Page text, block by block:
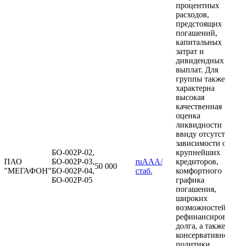
ПАО
"МЕГАФОН"
БО-002Р-02,
БО-002Р-03,
БО-002Р-04,
БО-002Р-05
50 000
ruAAA/
стаб.
процентных
расходов,
предстоящих
погашений,
капитальных
затрат и
дивидендных
выплат. Для
группы также
характерна
высокая
качественная
оценка
ликвидности
ввиду
зависимости
крупнейших
кредиторов,
комфортного
графика
погашения,
широких
возможностей
долга, а также
политики